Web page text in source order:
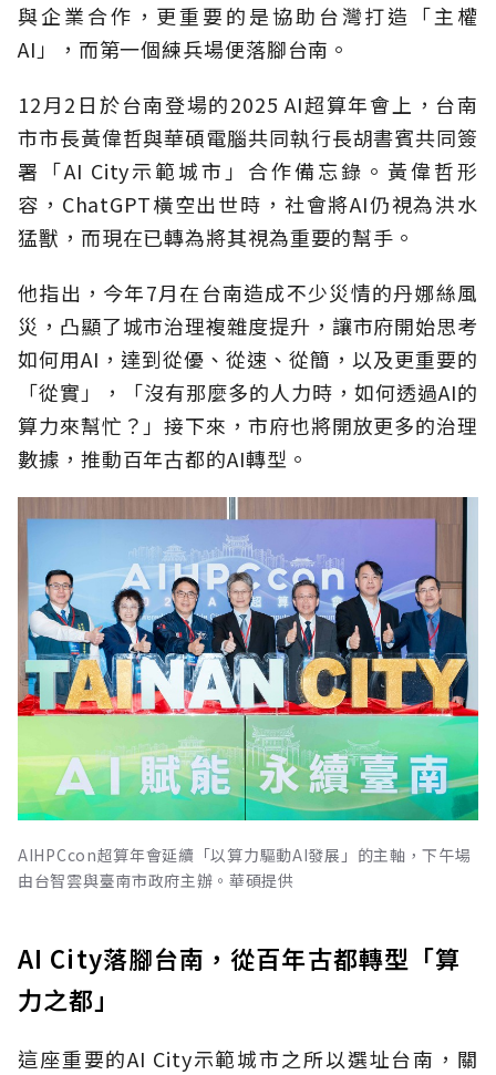
與企業合作，更重要的是協助台灣打造「主權
AI」，而第一個練兵場便落腳台南。
12月2日於台南登場的2025 AI超算年會上，台南
市市長黃偉哲與華碩電腦共同執行長胡書賓共同簽
署「AI City示範城市」合作備忘錄。黃偉哲形
容，ChatGPT橫空出世時，社會將AI仍視為洪水
猛獸，而現在已轉為將其視為重要的幫手。
他指出，今年7月在台南造成不少災情的丹娜絲風
災，凸顯了城市治理複雜度提升，讓市府開始思考
如何用AI，達到從優、從速、從簡，以及更重要的
「從實」，「沒有那麼多的人力時，如何透過AI的
算力來幫忙？」接下來，市府也將開放更多的治理
數據，推動百年古都的AI轉型。
AIHPCcon超算年會延續「以算力驅動AI發展」的主軸，下午場
由台智雲與臺南市政府主辦。華碩提供
AI City落腳台南，從百年古都轉型「算
力之都」
這座重要的AI City示範城市之所以選址台南，關